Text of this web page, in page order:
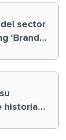
sector
historias